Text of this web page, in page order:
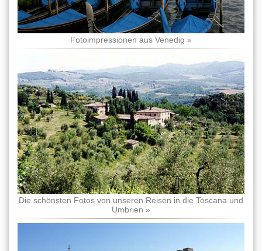
Fotoimpressionen aus Venedig »
Die schönsten Fotos von unseren Reisen in die Toscana und
Umbrien »